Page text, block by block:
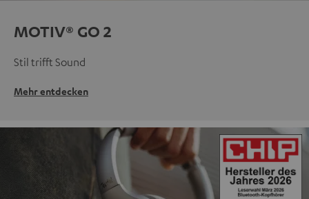
MOTIV® GO 2
Stil trifft Sound
Mehr entdecken